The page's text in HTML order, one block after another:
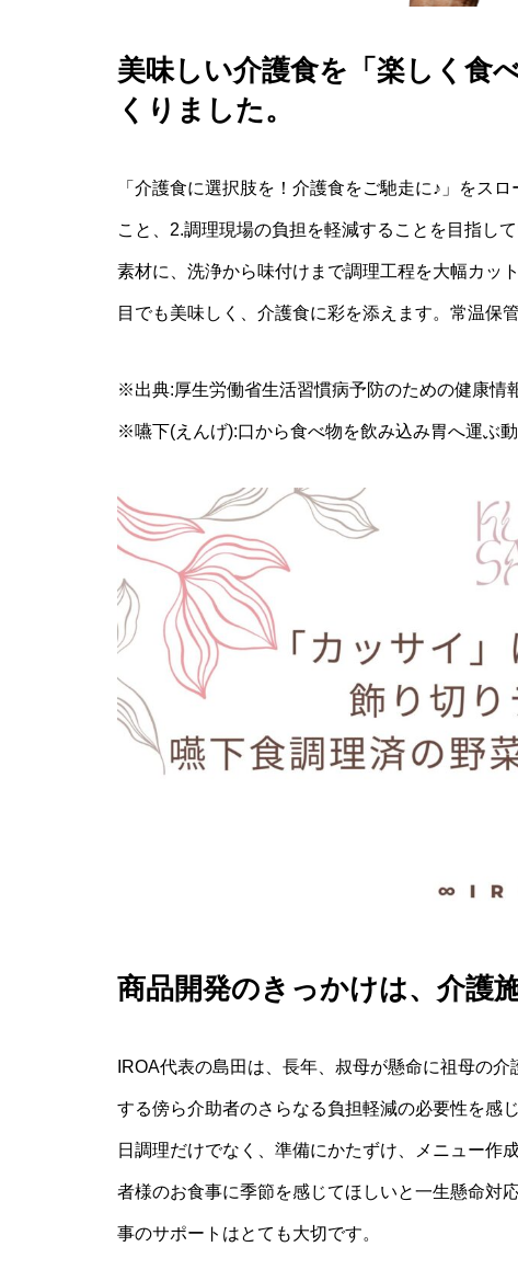
美味しい介護食を「楽しく食
くりました。
「介護食に選択肢を！介護食をご馳走に♪」をス
こと、2.調理現場の負担を軽減することを目指し
素材に、洗浄から味付けまで調理工程を大幅カッ
目でも美味しく、介護食に彩を添えます。常温保
※出典:厚生労働省生活習慣病予防のための健康情
※嚥下(えんげ):口から食べ物を飲み込み胃へ運ぶ
商品開発のきっかけは、介護
IROA代表の島田は、長年、叔母が懸命に祖母の
する傍ら介助者のさらなる負担軽減の必要性を感
日調理だけでなく、準備にかたずけ、メニュー作
者様のお食事に季節を感じてほしいと一生懸命対
事のサポートはとても大切です。